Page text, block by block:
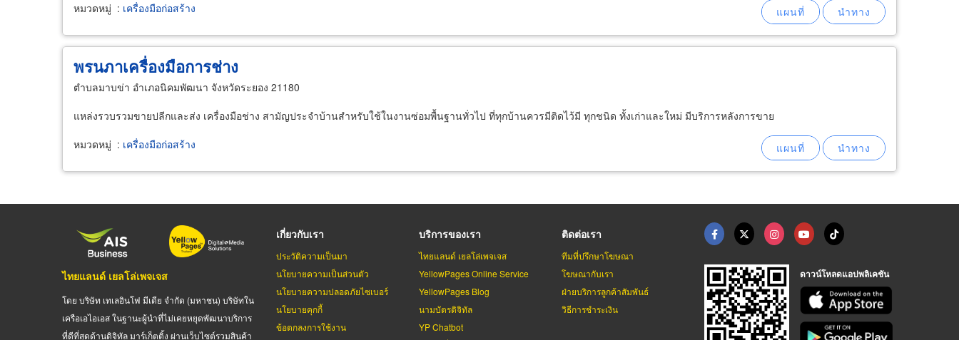
หมวดหมู่ : เครื่องมือก่อสร้าง
พรนภาเครื่องมือการช่าง
ตำบลมาบข่า อำเภอนิคมพัฒนา จังหวัดระยอง 21180
แหล่งรวบรวมขายปลีกและส่ง เครื่องมือช่าง สามัญประจำบ้านสำหรับใช้ในงานซ่อมพื้นฐานทั่วไป ที่ทุกบ้านควรมีติดไว้มี ทุกชนิด ทั้งเก่าและใหม่ มีบริการหลังการขาย
หมวดหมู่ : เครื่องมือก่อสร้าง
ไทยแลนด์ เยลโล่เพจเจส
โดย บริษัท เทเลอินโฟ มีเดีย จำกัด (มหาชน) บริษัทใน
เครือเอไอเอส ในฐานะผู้นำที่ไม่เคยหยุดพัฒนาบริการ
ที่ดีที่สุดด้านดิจิทัล มาร์เก็ตติ้ง ผ่านเว็บไซต์รวมสินค้า
เกี่ยวกับเรา
ประวัติความเป็นมา
นโยบายความเป็นส่วนตัว
นโยบายความปลอดภัยไซเบอร์
นโยบายคุกกี้
ข้อตกลงการใช้งาน
บริการของเรา
ไทยแลนด์ เยลโล่เพจเจส
YellowPages Online Service
YellowPages Blog
นามบัตรดิจิทัล
YP Chatbot
ติดต่อเรา
ทีมที่ปรึกษาโฆษณา
โฆษณากับเรา
ฝ่ายบริการลูกค้าสัมพันธ์
วิธีการชำระเงิน
ดาวน์โหลดแอปพลิเคชัน